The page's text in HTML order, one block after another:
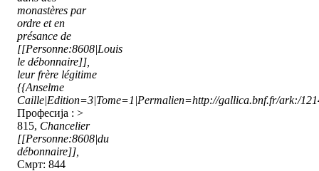
monastères par
ordre et en
présance de
[[Personne:8608|Louis
le débonnaire]],
leur frère légitime
{{Anselme
Caille|Edition=3|Tome=1|Permalien=http://gallica.bnf.fr/ark:/
Професија : >
815, Chancelier
[[Personne:8608|du
débonnaire]],
Смрт: 844